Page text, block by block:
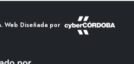
. Web Diseñada por